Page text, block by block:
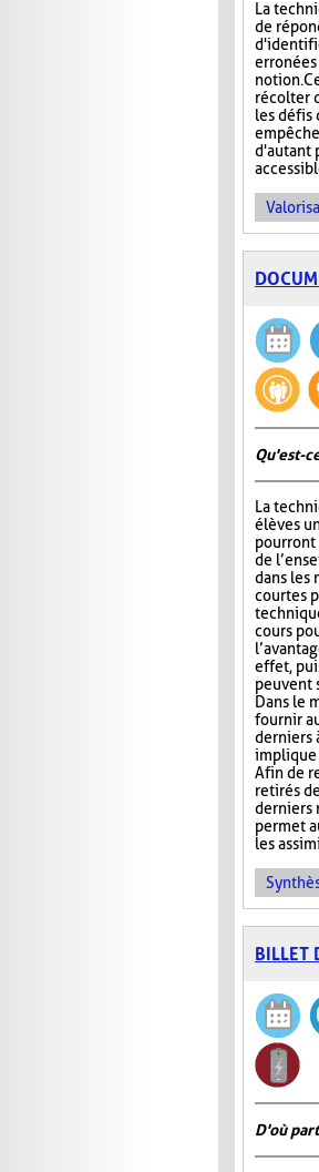
La
de
notion.
récolter
les défis
d'autant
Qu'est-
La
élèves
pourront
de
dans les
courtes
cours
effet,
peuvent
Dans le
fournir
derniers
implique
Afin de
retirés
derniers
permet
les
BILLET
D'où